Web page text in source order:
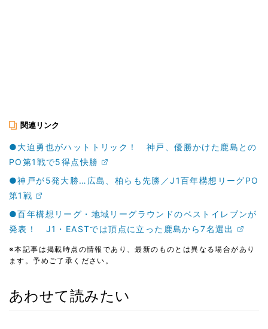
関連リンク
●大迫勇也がハットトリック！ 神戸、優勝かけた鹿島との
PO第1戦で5得点快勝
●神戸が5発大勝…広島、柏らも先勝／J1百年構想リーグPO
第1戦
●百年構想リーグ・地域リーグラウンドのベストイレブンが
発表！ J1・EASTでは頂点に立った鹿島から7名選出
※本記事は掲載時点の情報であり、最新のものとは異なる場合があり
ます。予めご了承ください。
あわせて読みたい